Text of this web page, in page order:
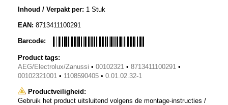
Inhoud / Verpakt per: 1 Stuk
EAN: 8713411100291
Barcode:
Product tags:
AEG/Electrolux/Zanussi • 00102321 • 8713411100291 •
00102321001 • 1108590405 • 0.01.02.32-1
Productveiligheid:
Gebruik het product uitsluitend volgens de montage-instructies /